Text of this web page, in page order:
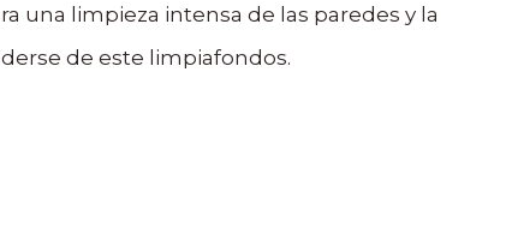
una limpieza intensa de las paredes y la
de este limpiafondos.